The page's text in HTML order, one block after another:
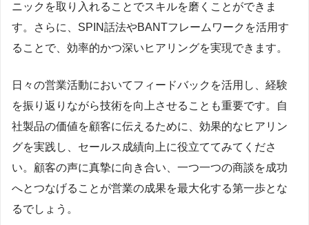
ニックを取り入れることでスキルを磨くことができま
す。さらに、SPIN話法やBANTフレームワークを活用す
ることで、効率的かつ深いヒアリングを実現できます。
日々の営業活動においてフィードバックを活用し、経験
を振り返りながら技術を向上させることも重要です。自
社製品の価値を顧客に伝えるために、効果的なヒアリン
グを実践し、セールス成績向上に役立ててみてくださ
い。顧客の声に真摯に向き合い、一つ一つの商談を成功
へとつなげることが営業の成果を最大化する第一歩とな
るでしょう。